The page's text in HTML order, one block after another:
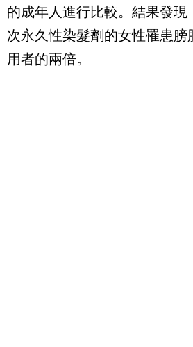
的成年人進行比較。結果發現
次永久性染髮劑的女性罹患膀
用者的兩倍。